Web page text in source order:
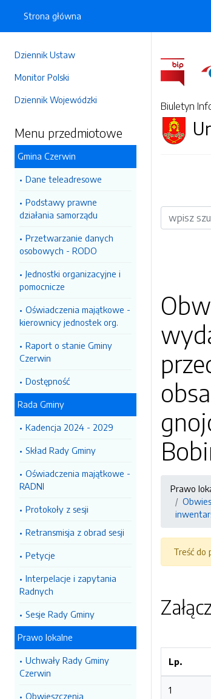
Dziennik Ustaw
Monitor Polski
Dziennik Wojewódzki
Menu przedmiotowe
Gmina Czerwin
Dane teleadresowe
Podstawy prawne
działania samorządu
Przetwarzanie danych
osobowych - RODO
Jednostki organizacyjne i
pomocnicze
Oświadczenia majątkowe -
kierownicy jednostek org.
Raport o stanie Gminy
Czerwin
Dostępność
Rada Gminy
Kadencja 2024 - 2029
Skład Rady Gminy
Oświadczenia majątkowe -
RADNI
Protokoły z sesji
Retransmisja z obrad sesji
Petycje
Interpelacje i zapytania
Radnych
Sesje Rady Gminy
Prawo lokalne
Uchwały Rady Gminy
Czerwin
Obwieszczenia
Strona główna
Biuletyn
Prawo
Treść do
Lp.
1